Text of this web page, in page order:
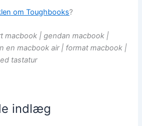
om Toughbooks?
macbook | gendan macbook |
en macbook air | format macbook |
tastatur
indlæg